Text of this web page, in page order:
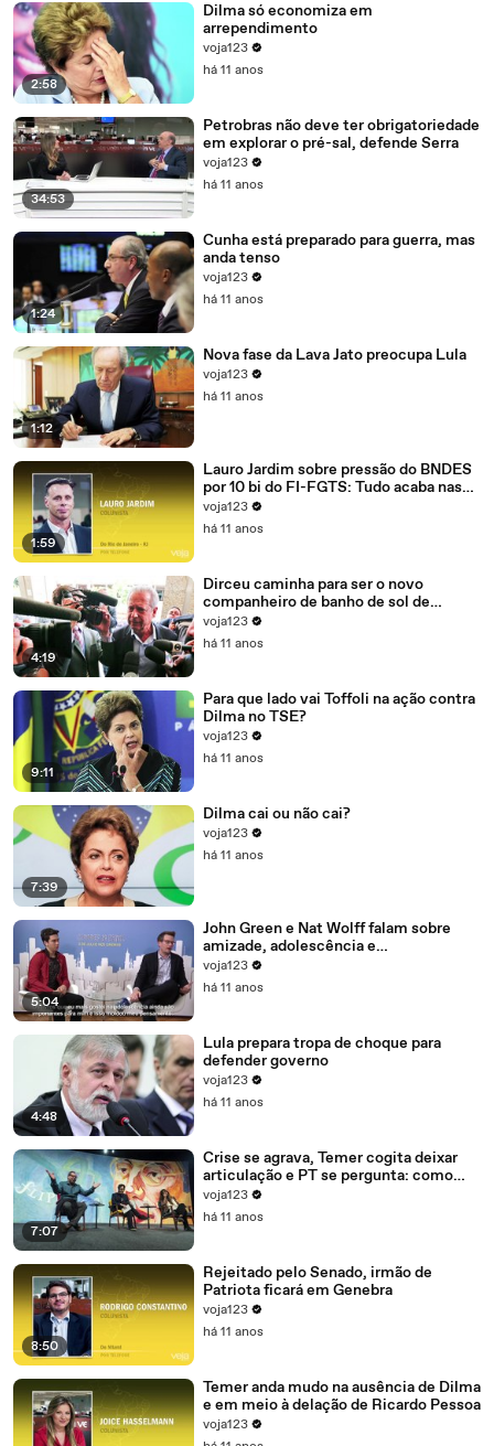
2:58
Dilma só economiza em
arrependimento
voja123
há 11 anos
34:53
Petrobras não deve ter obrigatoriedade
em explorar o pré-sal, defende Serra
voja123
há 11 anos
1:24
Cunha está preparado para guerra, mas
anda tenso
voja123
há 11 anos
1:12
Nova fase da Lava Jato preocupa Lula
voja123
há 11 anos
1:59
Lauro Jardim sobre pressão do BNDES
por 10 bi do FI-FGTS: Tudo acaba nas
mãos de Cunha
voja123
há 11 anos
4:19
Dirceu caminha para ser o novo
companheiro de banho de sol de
Marcelo Odebrecht e Cia.
voja123
há 11 anos
9:11
Para que lado vai Toffoli na ação contra
Dilma no TSE?
voja123
há 11 anos
7:39
Dilma cai ou não cai?
voja123
há 11 anos
5:04
John Green e Nat Wolff falam sobre
amizade, adolescência e
amadurecimento
voja123
há 11 anos
4:48
Lula prepara tropa de choque para
defender governo
voja123
há 11 anos
7:07
Crise se agrava, Temer cogita deixar
articulação e PT se pergunta: como
recompor o governo?
voja123
há 11 anos
8:50
Rejeitado pelo Senado, irmão de
Patriota ficará em Genebra
voja123
há 11 anos
Temer anda mudo na ausência de Dilma
e em meio à delação de Ricardo Pessoa
voja123